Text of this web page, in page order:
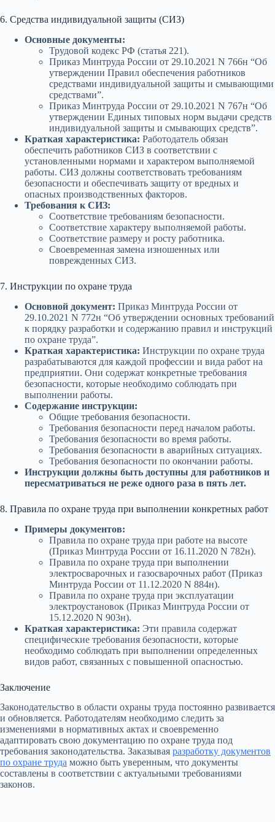
6. Средства индивидуальной защиты (СИЗ)
Основные документы:
Трудовой кодекс РФ (статья 221).
Приказ Минтруда России от 29.10.2021 N 766н “Об
утверждении Правил обеспечения работников
средствами индивидуальной защиты и смывающими
средствами”.
Приказ Минтруда России от 29.10.2021 N 767н “Об
утверждении Единых типовых норм выдачи средств
индивидуальной защиты и смывающих средств”.
Краткая характеристика: Работодатель обязан
обеспечить работников СИЗ в соответствии с
установленными нормами и характером выполняемой
работы. СИЗ должны соответствовать требованиям
безопасности и обеспечивать защиту от вредных и
опасных производственных факторов.
Требования к СИЗ:
Соответствие требованиям безопасности.
Соответствие характеру выполняемой работы.
Соответствие размеру и росту работника.
Своевременная замена изношенных или
поврежденных СИЗ.
7. Инструкции по охране труда
Основной документ: Приказ Минтруда России от
29.10.2021 N 772н “Об утверждении основных требований
к порядку разработки и содержанию правил и инструкций
по охране труда”.
Краткая характеристика: Инструкции по охране труда
разрабатываются для каждой профессии и вида работ на
предприятии. Они содержат конкретные требования
безопасности, которые необходимо соблюдать при
выполнении работы.
Содержание инструкции:
Общие требования безопасности.
Требования безопасности перед началом работы.
Требования безопасности во время работы.
Требования безопасности в аварийных ситуациях.
Требования безопасности по окончании работы.
Инструкции должны быть доступны для работников и
пересматриваться не реже одного раза в пять лет.
8. Правила по охране труда при выполнении конкретных работ
Примеры документов:
Правила по охране труда при работе на высоте
(Приказ Минтруда России от 16.11.2020 N 782н).
Правила по охране труда при выполнении
электросварочных и газосварочных работ (Приказ
Минтруда России от 11.12.2020 N 884н).
Правила по охране труда при эксплуатации
электроустановок (Приказ Минтруда России от
15.12.2020 N 903н).
Краткая характеристика: Эти правила содержат
специфические требования безопасности, которые
необходимо соблюдать при выполнении определенных
видов работ, связанных с повышенной опасностью.
Заключение
Законодательство в области охраны труда постоянно развивается
и обновляется. Работодателям необходимо следить за
изменениями в нормативных актах и своевременно
адаптировать свою документацию по охране труда под
требования законодательства. Заказывая разработку документов
по охране труда можно быть уверенным, что документы
составлены в соответствии с актуальными требованиями
законов.